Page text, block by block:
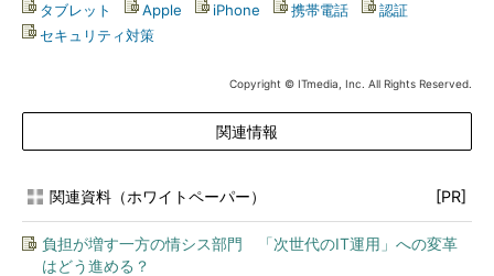
タブレット
Apple iPhone 携帯電話 認証
セキュリティ対策
Copyright © ITmedia, Inc. All Rights Reserved.
関連情報
関連資料（ホワイトペーパー） [PR]
負担が増す一方の情シス部門 「次世代のIT運用」への変革
はどう進める？